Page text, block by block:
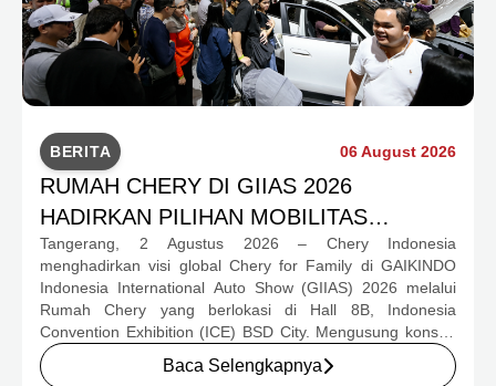
BERITA 06 August 2026
RUMAH CHERY DI GIIAS 2026
HADIRKAN PILIHAN MOBILITAS
LENGKAP DAN PROGRAM APRESIASI
KONSUMEN BERNILAI HAMPIR RP1
MILIAR
Tangerang, 2 Agustus 2026 – Chery Indonesia
menghadirkan visi global Chery for Family di GAIKINDO
Indonesia International Auto Show (GIIAS) 2026 melalui
Rumah Chery yang berlokasi di Hall 8B, Indonesia
Convention Exhibition (ICE) BSD City. Mengusung konsep
rumah yang hangat dan inklusif, Chery menghadirkan
pengalaman menyeluruh bagi keluarga Indonesia melalui
Baca Selengkapnya